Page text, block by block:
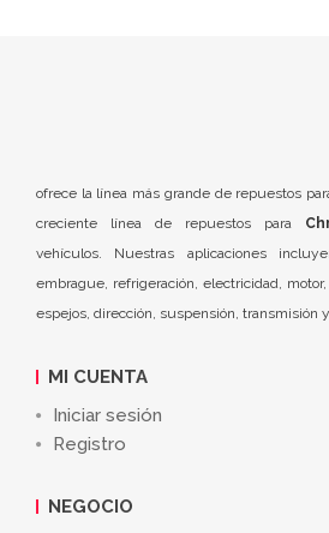
ofrece la línea más grande de repuestos
creciente línea de repuestos para
vehículos. Nuestras aplicaciones
embrague, refrigeración, electricidad,
espejos, dirección, suspensión, transmisión
MI CUENTA
Iniciar sesión
Registro
NEGOCIO